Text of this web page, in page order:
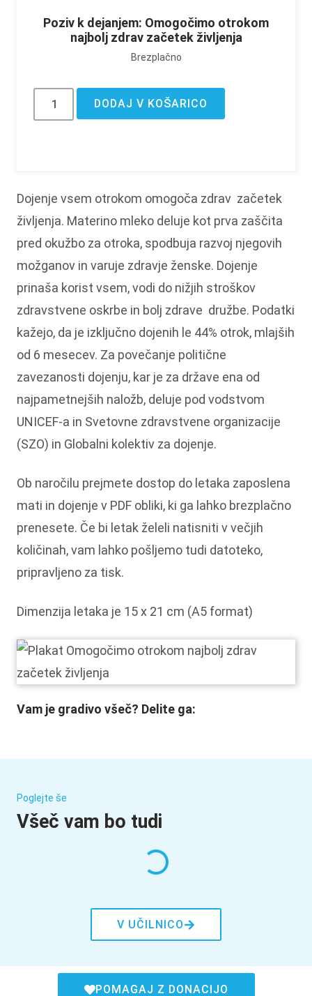
Dojenje vsem otrokom omogoča zdrav začetek
življenja. Materino mleko deluje kot prva zaščita
pred okužbo za otroka, spodbuja razvoj njegovih
možganov in varuje zdravje ženske. Dojenje
prinaša korist vsem, vodi do nižjih stroškov
zdravstvene oskrbe in bolj zdrave družbe. Podatki
kažejo, da je izključno dojenih le 44% otrok, mlajših
od 6 mesecev. Za povečanje politične
zavezanosti dojenju, kar je za države ena od
najpametnejših naložb, deluje pod vodstvom
UNICEF-a in Svetovne zdravstvene organizacije
(SZO) in Globalni kolektiv za dojenje.
Ob naročilu prejmete dostop do letaka zaposlena
mati in dojenje v PDF obliki, ki ga lahko brezplačno
prenesete. Če bi letak želeli natisniti v večjih
količinah, vam lahko pošljemo tudi datoteko,
pripravljeno za tisk.
Dimenzija letaka je 15 x 21 cm (A5 format)
Vam je gradivo všeč? Delite ga:
Poziv k dejanjem: Omogočimo otrokom
najbolj zdrav začetek življenja
Brezplačno
DODAJ V KOŠARICO
Poglejte še
Všeč vam bo tudi
V UČILNICO
POMAGAJ Z DONACIJO